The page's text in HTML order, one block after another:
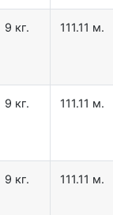
9 кг. 111.11 м.
9 кг. 111.11 м.
9 кг. 111.11 м.